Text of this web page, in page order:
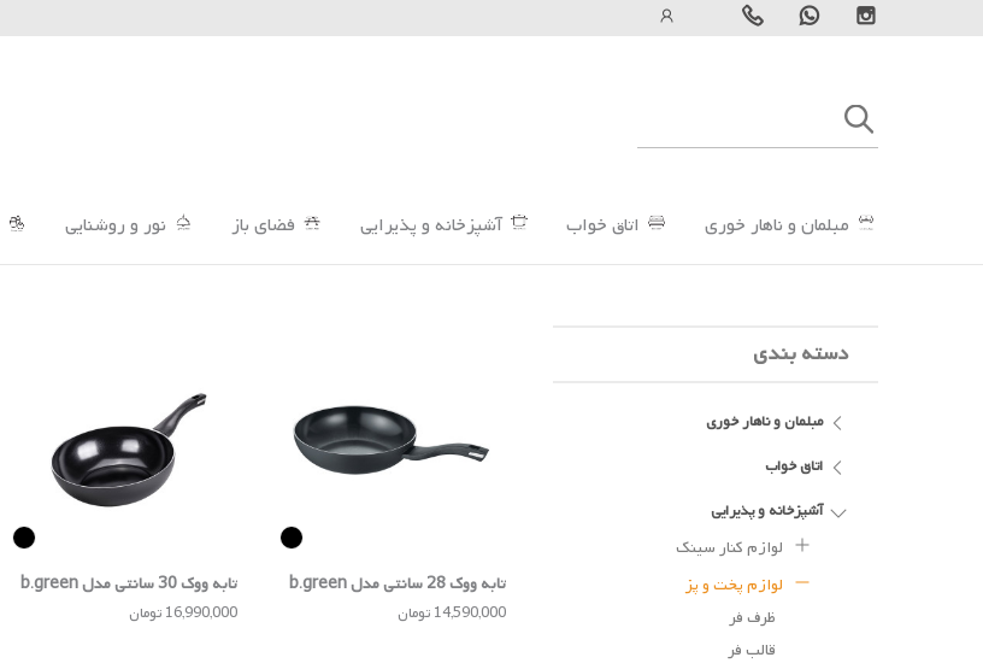
مبلمان و ناهار خوری اتاق خواب آشپزخانه و پذیرایی فضای باز نور و روشنایی
تابه ووک 28 سانتی مدل b.green
14,590,000 تومان
تابه ووک 30 سانتی مدل b.green
16,990,000 تومان
دسته بندی
مبلمان و ناهار خوری
اتاق خواب
آشپزخانه و پذیرایی
لوازم کنار سینک
لوازم پخت و پز
ظرف فر
قالب فر